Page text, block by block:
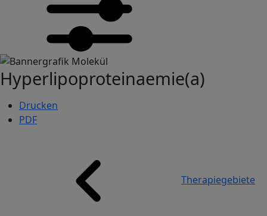
Image
Hyperlipoproteinaemie(a)
Drucken
PDF
Therapiegebiete